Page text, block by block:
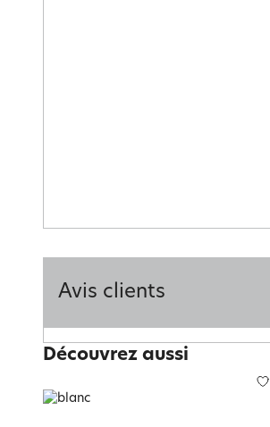
Avis clients
Découvrez aussi